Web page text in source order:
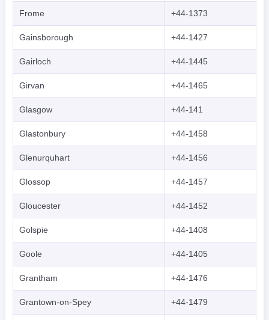
Frome +44-1373
Gainsborough +44-1427
Gairloch +44-1445
Girvan +44-1465
Glasgow +44-141
Glastonbury +44-1458
Glenurquhart +44-1456
Glossop +44-1457
Gloucester +44-1452
Golspie +44-1408
Goole +44-1405
Grantham +44-1476
Grantown-on-Spey +44-1479